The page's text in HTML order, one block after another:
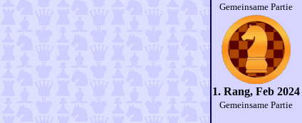
Gemeinsame Partie
1. Rang, Feb 2024
Gemeinsame Partie